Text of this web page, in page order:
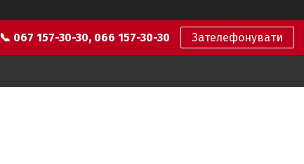
📞 067 157-30-30, 066 157-30-30 Зателефонувати